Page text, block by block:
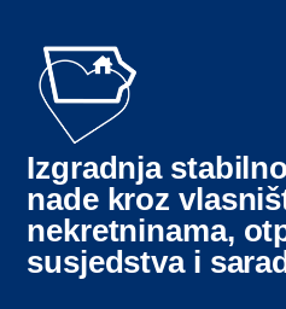
Izgradnja
nade kroz
nekretninama,
susjedstva i